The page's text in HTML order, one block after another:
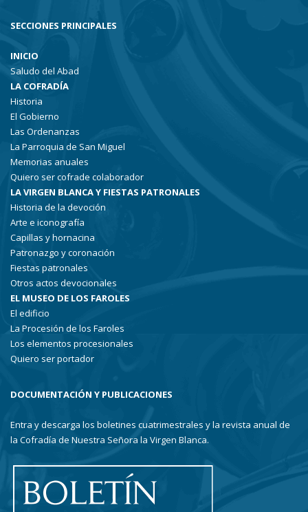
SECCIONES PRINCIPALES
INICIO
Saludo del Abad
LA COFRADÍA
Historia
El Gobierno
Las Ordenanzas
La Parroquia de San Miguel
Memorias anuales
Quiero ser cofrade colaborador
LA VIRGEN BLANCA Y FIESTAS PATRONALES
Historia de la devoción
Arte e iconografía
Capillas y hornacina
Patronazgo y coronación
Fiestas patronales
Otros actos devocionales
EL MUSEO DE LOS FAROLES
El edificio
La Procesión de los Faroles
Los elementos procesionales
Quiero ser portador
DOCUMENTACIÓN Y PUBLICACIONES
Entra y descarga los boletines cuatrimestrales y la revista anual de
la Cofradía de Nuestra Señora la Virgen Blanca.